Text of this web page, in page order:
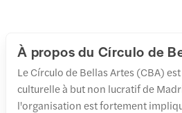
À propos du Círculo de
Le Círculo de Bellas Artes (CBA)
culturelle à but non lucratif de
l'organisation est fortement